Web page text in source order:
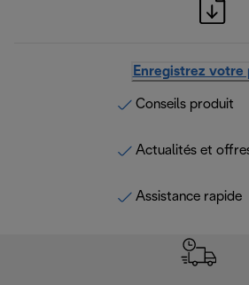
Enregistrez votre
Conseils produit
Actualités et
Assistance rapide